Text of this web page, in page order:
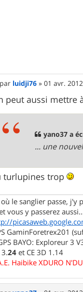
M
e
par luidji76 »01 avr.
peut aussi mettre
yano37 a
... une
turlupines trop
où le sanglier passe, j'y
vous y passerez
GaminForetrex201
BAYO: Exploreur 3
3.24 et CE 3D 1.14
Haibike XDURO